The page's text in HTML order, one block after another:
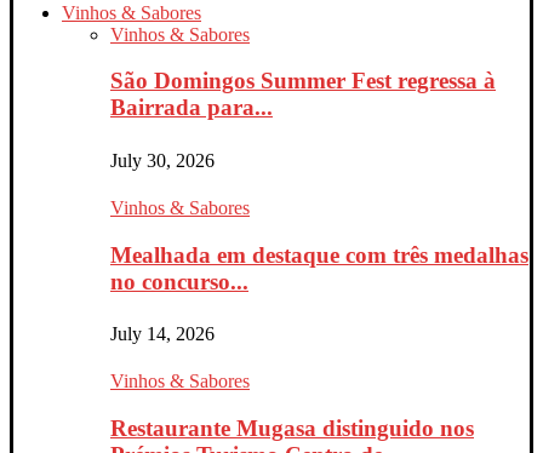
Vinhos & Sabores
Vinhos & Sabores
São Domingos Summer Fest regressa à
Bairrada para...
July 30, 2026
Vinhos & Sabores
Mealhada em destaque com três medalhas
no concurso...
July 14, 2026
Vinhos & Sabores
Restaurante Mugasa distinguido nos